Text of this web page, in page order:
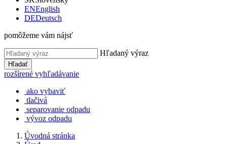
ENEnglish
DEDeutsch
pomôžeme vám nájsť
Hľadaný výraz
Hľadať
rozšírené vyhľadávanie
ako vybaviť
tlačivá
separovanie odpadu
vývoz odpadu
Úvodná stránka